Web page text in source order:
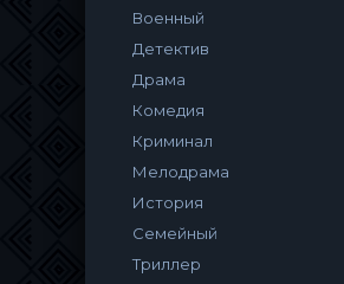
Военный
Детектив
Драма
Комедия
Криминал
Мелодрама
История
Семейный
Триллер